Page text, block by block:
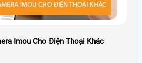
Imou Cho Điện Thoại Khác